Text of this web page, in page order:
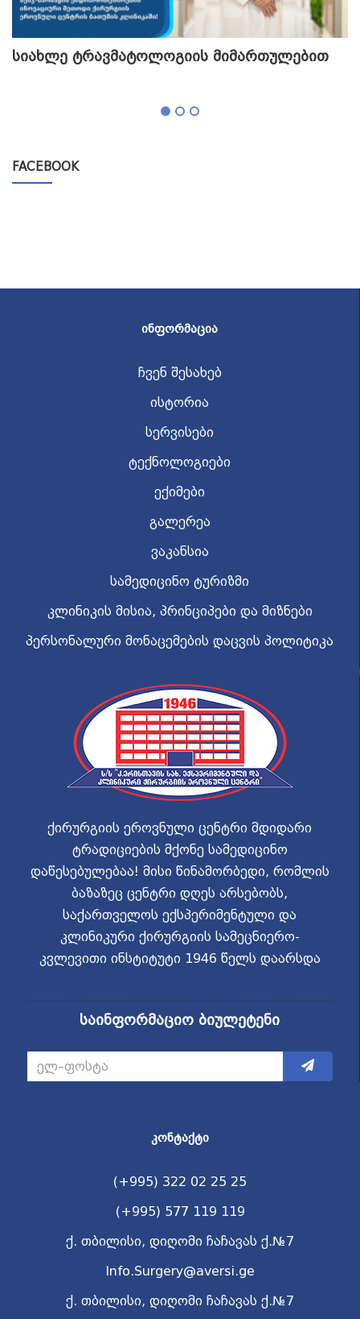
სიახლე ტრავმატოლოგიის მიმართულებით
FACEBOOK
ᲘᲜᲤᲝᲠᲛᲐᲪᲘᲐ
ჩვენ შესახებ
ისტორია
სერვისები
ტექნოლოგიები
ექიმები
გალერეა
ვაკანსია
სამედიცინო ტურიზმი
კლინიკის მისია, პრინციპები და მიზნები
პერსონალური მონაცემების დაცვის პოლიტიკა
ქირურგიის ეროვნული ცენტრი მდიდარი
ტრადიციების მქონე სამედიცინო
დაწესებულებაა! მისი წინამორბედი, რომლის
ბაზაზეც ცენტრი დღეს არსებობს,
საქართველოს ექსპერიმენტული და
კლინიკური ქირურგიის სამეცნიერო-
კვლევითი ინსტიტუტი 1946 წელს დაარსდა
საინფორმაციო ბიულეტენი
ᲙᲝᲜᲢᲐᲥᲢᲘ
(+995) 322 02 25 25
(+995) 577 119 119
ქ. თბილისი, დიღომი ჩაჩავას ქ.№7
Info.Surgery@aversi.ge
ქ. თბილისი, დიღომი ჩაჩავას ქ.№7